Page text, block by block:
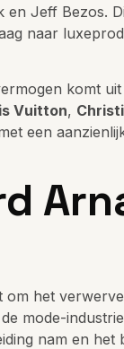
en Jeff Bezos.
naar
komt
Vuitton,
een
om het
mode-
nam en